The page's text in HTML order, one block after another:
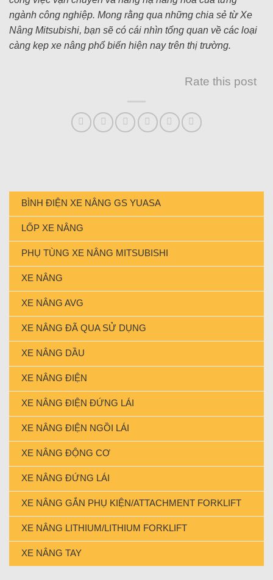
BÌNH ĐIỆN XE NÂNG GS YUASA
LỐP XE NÂNG
PHỤ TÙNG XE NÂNG MITSUBISHI
XE NÂNG
XE NÂNG AVG
XE NÂNG ĐÃ QUA SỬ DỤNG
XE NÂNG DẦU
XE NÂNG ĐIỆN
XE NÂNG ĐIỆN ĐỨNG LÁI
XE NÂNG ĐIỆN NGỒI LÁI
XE NÂNG ĐỘNG CƠ
XE NÂNG ĐỨNG LÁI
XE NÂNG GẮN PHỤ KIỆN/ATTACHMENT FORKLIFT
XE NÂNG LITHIUM/LITHIUM FORKLIFT
XE NÂNG TAY
ngành công nghiệp. Mong rằng qua những chia sẻ từ Xe
Nâng Mitsubishi, bạn sẽ có cái nhìn tổng quan về các loại
càng kẹp xe nâng phổ biến hiện nay trên thị trường.
Rate this post